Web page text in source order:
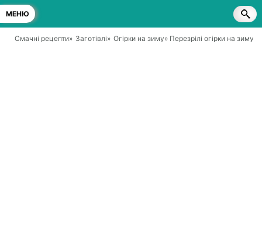
МЕНЮ
Смачні рецепти» Заготівлі» Огірки на зиму» Перезрілі огірки на зиму